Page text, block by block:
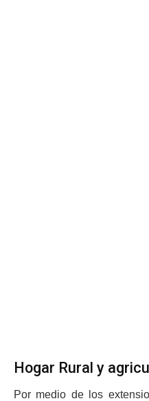
Hogar Rural y
Por medio de los